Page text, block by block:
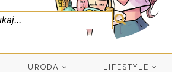
URODA LIFESTYLE